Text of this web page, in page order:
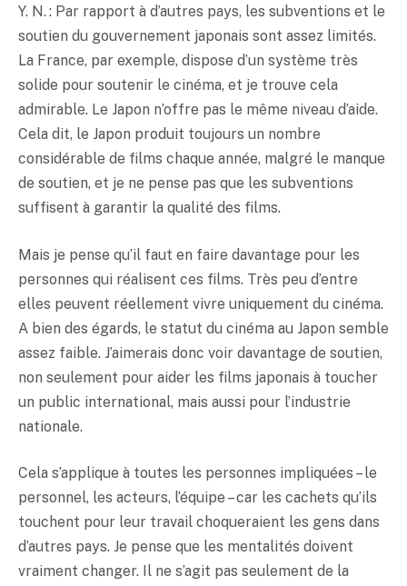
Y. N. : Par rapport à d’autres pays, les subventions et le
soutien du gouvernement japonais sont assez limités.
La France, par exemple, dispose d’un système très
solide pour soutenir le cinéma, et je trouve cela
admirable. Le Japon n’offre pas le même niveau d’aide.
Cela dit, le Japon produit toujours un nombre
considérable de films chaque année, malgré le manque
de soutien, et je ne pense pas que les subventions
suffisent à garantir la qualité des films.
Mais je pense qu’il faut en faire davantage pour les
personnes qui réalisent ces films. Très peu d’entre
elles peuvent réellement vivre uniquement du cinéma.
A bien des égards, le statut du cinéma au Japon semble
assez faible. J’aimerais donc voir davantage de soutien,
non seulement pour aider les films japonais à toucher
un public international, mais aussi pour l’industrie
nationale.
Cela s’applique à toutes les personnes impliquées – le
personnel, les acteurs, l’équipe – car les cachets qu’ils
touchent pour leur travail choqueraient les gens dans
d’autres pays. Je pense que les mentalités doivent
vraiment changer. Il ne s’agit pas seulement de la